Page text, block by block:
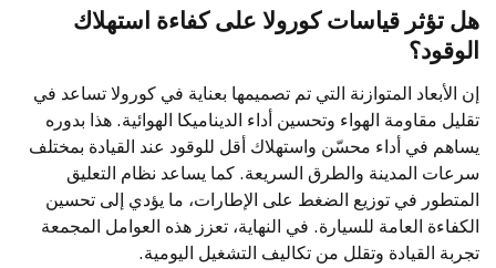
هل تؤثر قياسات كورولا على كفاءة استهلاك
الوقود؟
إن الأبعاد المتوازنة التي تم تصميمها بعناية في كورولا تساعد في
تقليل مقاومة الهواء وتحسين أداء الديناميكا الهوائية. هذا بدوره
يساهم في أداء محسّن واستهلاك أقل للوقود عند القيادة بمختلف
سرعات المدينة والطرق السريعة. كما يساعد نظام التعليق
المتطور في توزيع الضغط على الإطارات، ما يؤدي إلى تحسين
الكفاءة العامة للسيارة. في النهاية، تعزز هذه العوامل المجمعة
تجربة القيادة وتقلل من تكاليف التشغيل اليومية.